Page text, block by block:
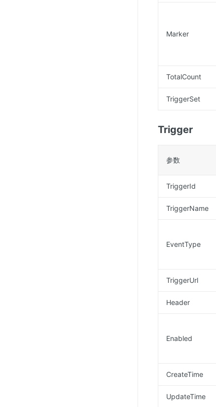
Marker
TotalCount
TriggerSet
Trigger
参数
TriggerId
TriggerName
EventType
TriggerUrl
Header
Enabled
CreateTime
UpdateTime